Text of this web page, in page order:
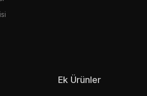
Ek Ürünler